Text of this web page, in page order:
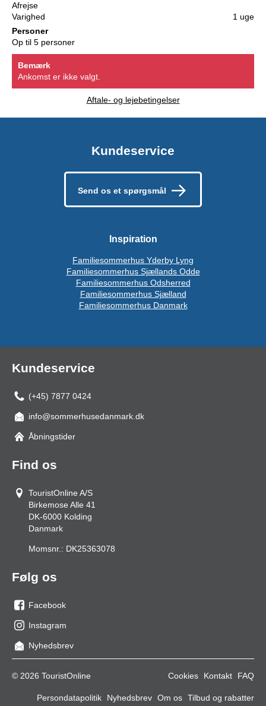
Afrejse
Varighed
1 uge
Personer
Op til 5 personer
Bemærk
Ankomst er ikke valgt.
Aftale- og lejebetingelser
Kundeservice
Send os et spørgsmål
Inspiration
Familiesommerhus Yderby Lyng
Familiesommerhus Sjællands Odde
Familiesommerhus Odsherred
Familiesommerhus Sjælland
Familiesommerhus Danmark
Kundeservice
(+45) 7877 0424
info@sommerhusedanmark.dk
Åbningstider
Find os
TouristOnline A/S
Birkemose Alle 41
DK-6000 Kolding
Danmark
Momsnr.: DK25363078
Følg os
os
på
facebook
Facebook
os
på
Instagram
Nyhedsbrev
© 2026 TouristOnline Cookies Kontakt FAQ
Persondatapolitik Nyhedsbrev Om os Tilbud og rabatter